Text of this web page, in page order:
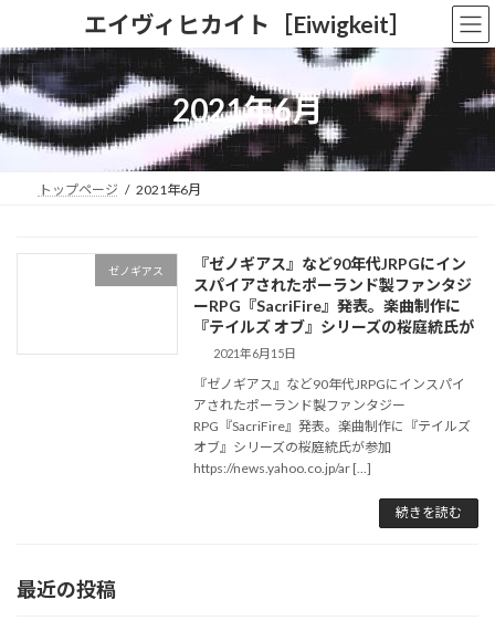
テ
ン
ツ
へ
ス
ゲ
ー
シ
ョ
ン
エイヴィヒカイト［Eiwigkeit］
2021年6月
トップページ 2021年6月
ゼノギアス
『ゼノギアス』など90年代JRPGにイン
スパイアされたポーランド製ファンタジ
ーRPG『SacriFire』発表。楽曲制作に
『テイルズ オブ』シリーズの桜庭統氏が
2021年6月15日
『ゼノギアス』など90年代JRPGにインスパイ
アされたポーランド製ファンタジー
RPG『SacriFire』発表。楽曲制作に『テイルズ
オブ』シリーズの桜庭統氏が参加
https://news.yahoo.co.jp/ar […]
続きを読む
最近の投稿